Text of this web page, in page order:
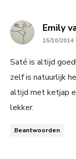
Emily
15/10/2014
Saté is altijd
zelf is natuurlijk
altijd met ketjap
lekker.
Beantwoorden